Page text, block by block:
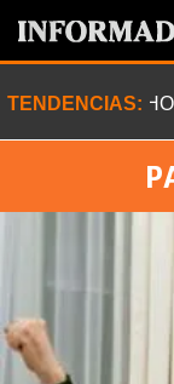
TENDENCIAS: